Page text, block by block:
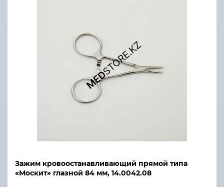
Зажим кровоостанавливающий прямой типа
«Москит» глазной 84 мм, 14.0042.08